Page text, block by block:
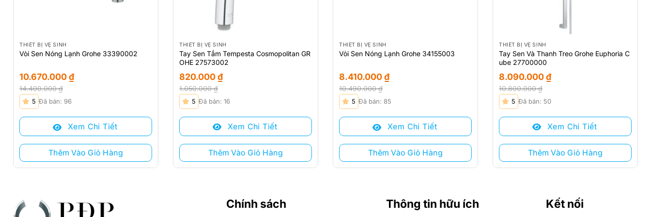
THIẾT BỊ VỆ SINH
Vòi Sen Nóng Lạnh Grohe 33390002
14.400.000₫
Giá
gốc
là:
14.400.000 ₫.
10.670.000₫
Giá
hiện
tại
10.670.000 ₫.
5 Đã bán: 96
Xem Chi Tiết
Thêm Vào Giỏ Hàng
THIẾT BỊ VỆ SINH
Tay Sen Tắm Tempesta Cosmopolitan GR
OHE 27573002
1.050.000₫
Giá
gốc
là:
1.050.000 ₫.
820.000₫
Giá
hiện
tại
820.000 ₫.
5 Đã bán: 16
Xem Chi Tiết
Thêm Vào Giỏ Hàng
THIẾT BỊ VỆ SINH
Vòi Sen Nóng Lạnh Grohe 34155003
10.490.000₫
Giá
gốc
là:
10.490.000 ₫.
8.410.000₫
Giá
hiện
tại
8.410.000 ₫.
5 Đã bán: 85
Xem Chi Tiết
Thêm Vào Giỏ Hàng
THIẾT BỊ VỆ SINH
Tay Sen Và Thanh Treo Grohe Euphoria C
ube 27700000
10.800.000₫
Giá
gốc
là:
10.800.000 ₫.
8.090.000₫
Giá
hiện
tại
8.090.000 ₫.
5 Đã bán: 50
Xem Chi Tiết
Thêm Vào Giỏ Hàng
Chính sách Thông tin hữu ích Kết nối